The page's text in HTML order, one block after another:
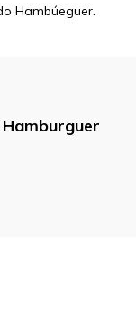
Hambúeguer.